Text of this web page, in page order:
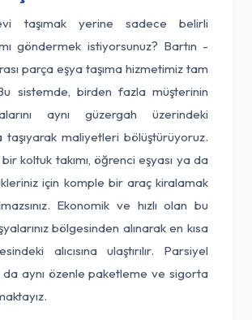
taşımak yerine sadece belirli
mı göndermek istiyorsunuz? Bartın -
parça eşya taşıma hizmetimiz tam
sistemde, birden fazla müşterinin
aynı güzergah üzerindeki
taşıyarak maliyetleri bölüştürüyoruz.
koltuk takımı, öğrenci eşyası ya da
için komple bir araç kiralamak
Ekonomik ve hızlı olan bu
bölgesinden alınarak en kısa
alıcısına ulaştırılır. Parsiyel
da aynı özenle paketleme ve sigorta